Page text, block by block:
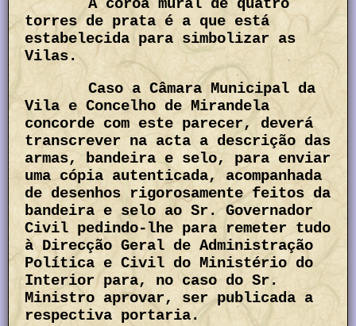
A coroa mural de quatro
torres de prata é a que está
estabelecida para simbolizar as
Vilas.
Caso a Câmara Municipal da
Vila e Concelho de Mirandela
concorde com este parecer, deverá
transcrever na acta a descrição das
armas, bandeira e selo, para enviar
uma cópia autenticada, acompanhada
de desenhos rigorosamente feitos da
bandeira e selo ao Sr. Governador
Civil pedindo-lhe para remeter tudo
à Direcção Geral de Administração
Política e Civil do Ministério do
Interior para, no caso do Sr.
Ministro aprovar, ser publicada a
respectiva portaria.